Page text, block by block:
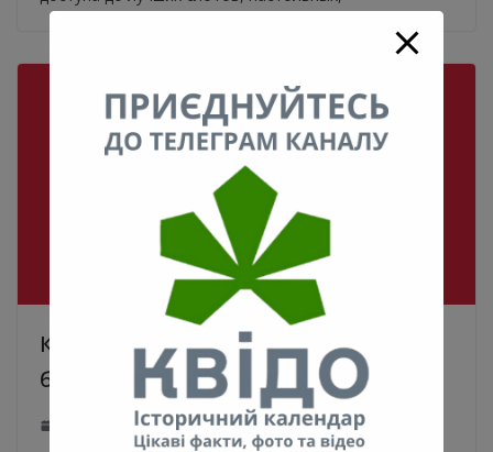
Как выбрать казино с
бездепозитным бонусом￼
0